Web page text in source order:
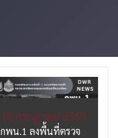
14 กรกฎาคม 2569
กพน.1 ลงพื้นที่ตรวจ